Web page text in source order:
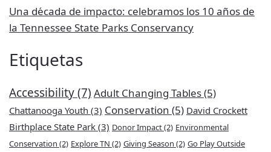
Una década de impacto: celebramos los 10 años de
la Tennessee State Parks Conservancy
Etiquetas
Accessibility(7) Adult Changing Tables(5)
Chattanooga Youth (3) Conservation (5) David Crockett
Birthplace State Park (3) Donor Impact(2) Environmental
Conservation (2) Explore TN (2) Giving Season (2) Go Play Outside